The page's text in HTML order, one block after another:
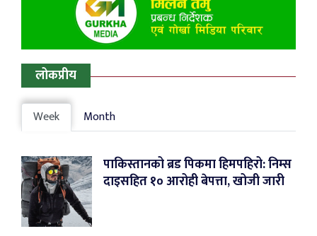
लोकप्रीय
Week Month
पाकिस्तानको ब्रड पिकमा हिमपहिरो: निम्स
दाइसहित १० आरोही बेपत्ता, खोजी जारी